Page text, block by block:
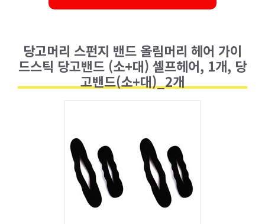
당고머리 스펀지 밴드 올림머리 헤어 가이
드스틱 당고밴드 (소+대) 셀프헤어, 1개, 당
고밴드(소+대)_2개